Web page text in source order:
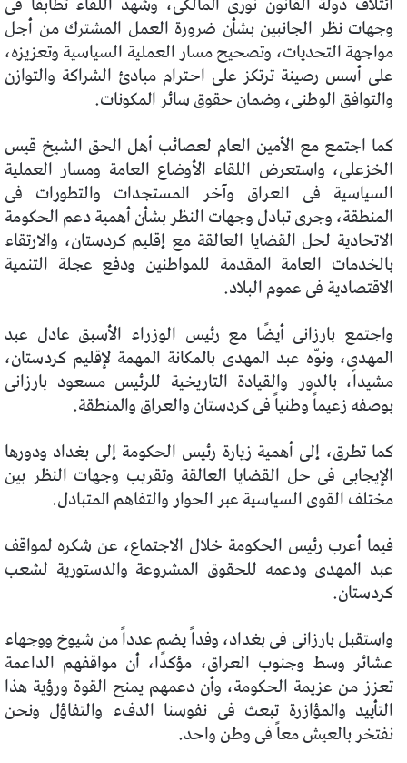
وجهات نظر الجانبين بشأن ضرورة العمل المشترك من أجل
مواجهة التحديات، وتصحيح مسار العملية السياسية وتعزيزه،
على أسس رصينة ترتكز على احترام مبادئ الشراكة والتوازن
والتوافق الوطنى، وضمان حقوق سائر المكونات.
كما اجتمع مع الأمين العام لعصائب أهل الحق الشيخ قيس
الخزعلى، واستعرض اللقاء الأوضاع العامة ومسار العملية
السياسية فى العراق وآخر المستجدات والتطورات فى
المنطقة، وجرى تبادل وجهات النظر بشأن أهمية دعم الحكومة
الاتحادية لحل القضايا العالقة مع إقليم كردستان، والارتقاء
بالخدمات العامة المقدمة للمواطنين ودفع عجلة التنمية
الاقتصادية فى عموم البلاد.
واجتمع بارزانى أيضًا مع رئيس الوزراء الأسبق عادل عبد
المهدى، ونوّه عبد المهدى بالمكانة المهمة لإقليم كردستان،
مشيداً، بالدور والقيادة التاريخية للرئيس مسعود بارزانى
بوصفه زعيماً وطنياً فى كردستان والعراق والمنطقة.
كما تطرق، إلى أهمية زيارة رئيس الحكومة إلى بغداد ودورها
الإيجابى فى حل القضايا العالقة وتقريب وجهات النظر بين
مختلف القوى السياسية عبر الحوار والتفاهم المتبادل.
فيما أعرب رئيس الحكومة خلال الاجتماع، عن شكره لمواقف
عبد المهدى ودعمه للحقوق المشروعة والدستورية لشعب
كردستان.
واستقبل بارزانى فى بغداد، وفداً يضم عدداً من شيوخ ووجهاء
عشائر وسط وجنوب العراق، مؤكدًا، أن مواقفهم الداعمة
تعزز من عزيمة الحكومة، وأن دعمهم يمنح القوة ورؤية هذا
التأييد والمؤازرة تبعث فى نفوسنا الدفء والتفاؤل ونحن
نفتخر بالعيش معاً فى وطن واحد.